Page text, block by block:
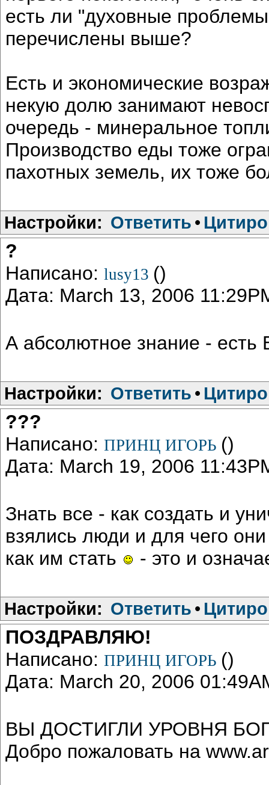
есть ли "духовные
перечислены выше?
Есть и экономические
некую долю занимают
очередь - минеральное
Производство еды тоже
пахотных земель, их тоже
Настройки: Ответить •
?
Написано: lusy13 ()
Дата: March 13, 2006
А абсолютное знание - есть
Настройки: Ответить •
???
Написано: ПРИНЦ ИГОРЬ ()
Дата: March 19, 2006
Знать все - как создать и
взялись люди и для чего
как им стать
- это и
Настройки: Ответить •
ПОЗДРАВЛЯЮ!
Написано: ПРИНЦ ИГОРЬ ()
Дата: March 20, 2006
ВЫ ДОСТИГЛИ УРОВНЯ
Добро пожаловать на